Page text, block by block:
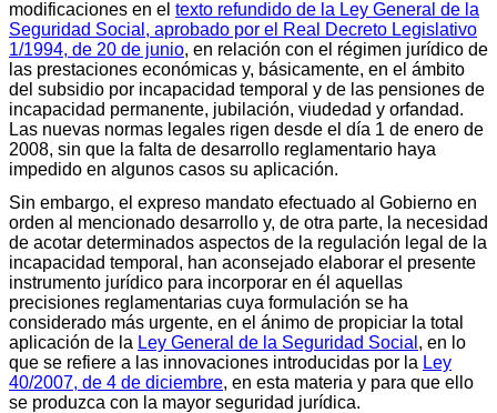
modificaciones en el texto refundido de la Ley General de la
Seguridad Social, aprobado por el Real Decreto Legislativo
1/1994, de 20 de junio, en relación con el régimen jurídico de
las prestaciones económicas y, básicamente, en el ámbito
del subsidio por incapacidad temporal y de las pensiones de
incapacidad permanente, jubilación, viudedad y orfandad.
Las nuevas normas legales rigen desde el día 1 de enero de
2008, sin que la falta de desarrollo reglamentario haya
impedido en algunos casos su aplicación.
Sin embargo, el expreso mandato efectuado al Gobierno en
orden al mencionado desarrollo y, de otra parte, la necesidad
de acotar determinados aspectos de la regulación legal de la
incapacidad temporal, han aconsejado elaborar el presente
instrumento jurídico para incorporar en él aquellas
precisiones reglamentarias cuya formulación se ha
considerado más urgente, en el ánimo de propiciar la total
aplicación de la Ley General de la Seguridad Social , en lo
que se refiere a las innovaciones introducidas por la Ley
40/2007, de 4 de diciembre, en esta materia y para que ello
se produzca con la mayor seguridad jurídica.